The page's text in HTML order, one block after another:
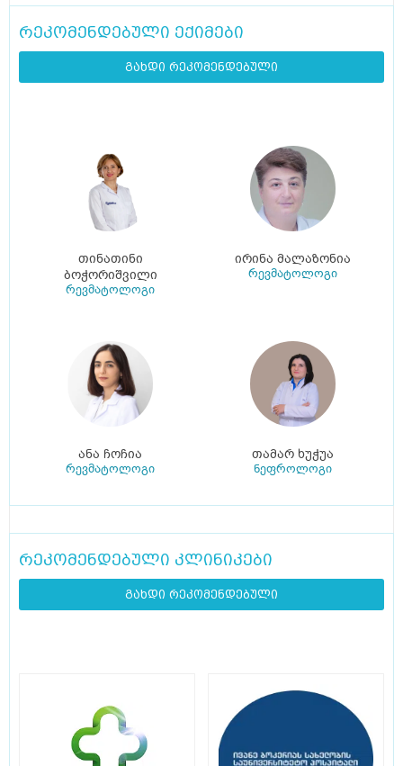
რეკომენდებული ექიმები
გახდი რეკომენდებული
თინათინი
ბოჭორიშვილი
რევმატოლოგი
ირინა მალაზონია
რევმატოლოგი
ანა ჩოჩია
რევმატოლოგი
თამარ ხუჭუა
ნეფროლოგი
რეკომენდებული კლინიკები
გახდი რეკომენდებული